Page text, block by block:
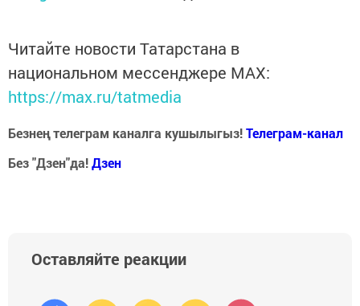
Читайте новости Татарстана в
национальном мессенджере MАХ:
https://max.ru/tatmedia
Безнең телеграм каналга кушылыгыз!Телеграм-канал
Без "Дзен"да!Дзен
Оставляйте реакции